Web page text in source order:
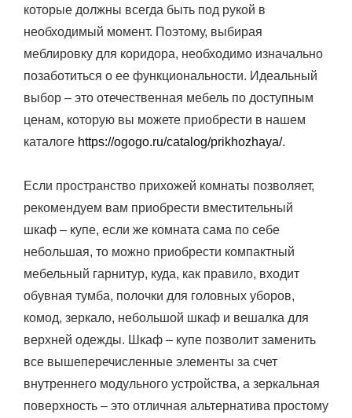
которые должны всегда быть под рукой в
необходимый момент. Поэтому, выбирая
меблировку для коридора, необходимо изначально
позаботиться о ее функциональности. Идеальный
выбор – это отечественная мебель по доступным
ценам, которую вы можете приобрести в нашем
каталоге https://ogogo.ru/catalog/prikhozhaya/.
Если пространство прихожей комнаты позволяет,
рекомендуем вам приобрести вместительный
шкаф – купе, если же комната сама по себе
небольшая, то можно приобрести компактный
мебельный гарнитур, куда, как правило, входит
обувная тумба, полочки для головных уборов,
комод, зеркало, небольшой шкаф и вешалка для
верхней одежды. Шкаф – купе позволит заменить
все вышеперечисленные элементы за счет
внутреннего модульного устройства, а зеркальная
поверхность – это отличная альтернатива простому